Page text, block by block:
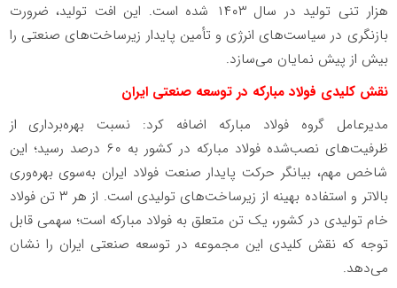
هزار تنی تولید در سال ۱۴۰۳ شده است. این افت تولید، ضرورت
بازنگری در سیاست‌های انرژی و تأمین پایدار زیرساخت‌های صنعتی را
بیش از پیش نمایان می‌سازد.
نقش کلیدی فولاد مبارکه در توسعه صنعتی ایران
مدیرعامل گروه فولاد مبارکه اضافه کرد: نسبت بهره‌برداری از
ظرفیت‌های نصب‌شده فولاد مبارکه در کشور به ۶۰ درصد رسید؛ این
شاخص مهم، بیانگر حرکت پایدار صنعت فولاد ایران به‌سوی بهره‌وری
بالاتر و استفاده بهینه از زیرساخت‌های تولیدی است. از هر ۳ تن فولاد
خام تولیدی در کشور، یک تن متعلق به فولاد مبارکه است؛ سهمی قابل
توجه که نقش کلیدی این مجموعه در توسعه صنعتی ایران را نشان
می‌دهد.